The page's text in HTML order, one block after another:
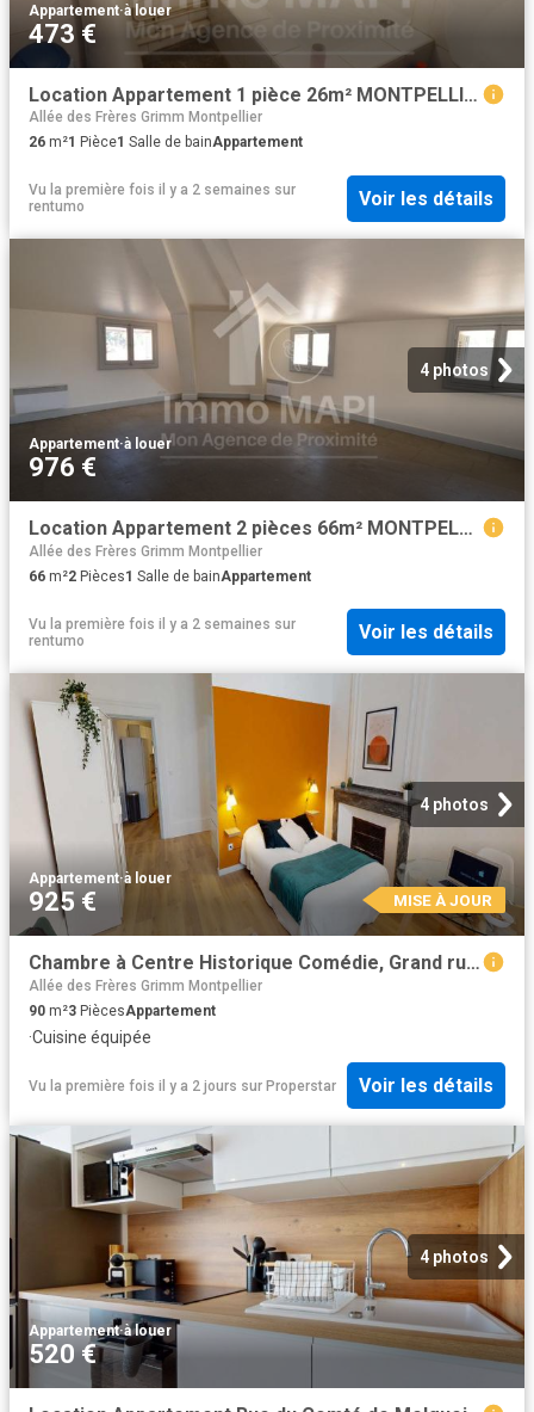
Appartement·à louer
473 €
Location Appartement 1 pièce 26m² MONTPELLIER 34000
Allée des Frères Grimm Montpellier
26 m²1 Pièce1 Salle de bainAppartement
Vu la première fois il y a 2 semaines sur
rentumo
Voir les détails
4 photos
Appartement·à louer
976 €
Location Appartement 2 pièces 66m² MONTPELLIER 34000
Allée des Frères Grimm Montpellier
66 m²2 Pièces1 Salle de bainAppartement
Vu la première fois il y a 2 semaines sur
rentumo
Voir les détails
4 photos
Appartement·à louer
925 € MISE À JOUR
Chambre à Centre Historique Comédie, Grand rue Jean Moulin
Allée des Frères Grimm Montpellier
90 m²3 PiècesAppartement
·Cuisine équipée
Vu la première fois il y a 2 jours sur Properstar Voir les détails
4 photos
Appartement·à louer
520 €